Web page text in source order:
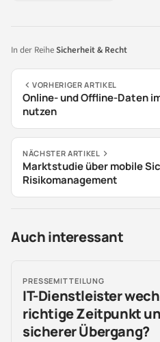
In der ReiheSicherheit & Recht
VORHERIGER ARTIKEL
Online- und Offline-Daten
nutzen
NÄCHSTER ARTIKEL
Marktstudie über mobile
Risikomanagement
Auch interessant
PRESSEMITTEILUNG
IT-Dienstleister
richtige Zeitpunkt
sicherer Übergang?